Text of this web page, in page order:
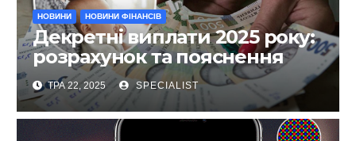
НОВИНИ НОВИНИ ФІНАНСІВ
Декретні виплати 2025 року:
розрахунок та пояснення
ТРА 22, 2025 SPECIALIST